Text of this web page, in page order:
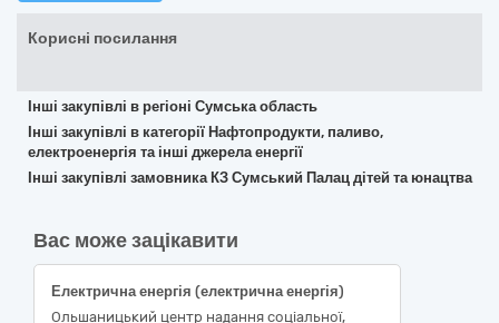
Корисні посилання
Інші закупівлі в регіоні Сумська область
Інші закупівлі в категорії Нафтопродукти, паливо,
електроенергія та інші джерела енергії
Інші закупівлі замовника КЗ Сумський Палац дітей та юнацтва
Вас може зацікавити
Електрична енергія (електрична енергія)
Ольшаницький центр надання соціальної,